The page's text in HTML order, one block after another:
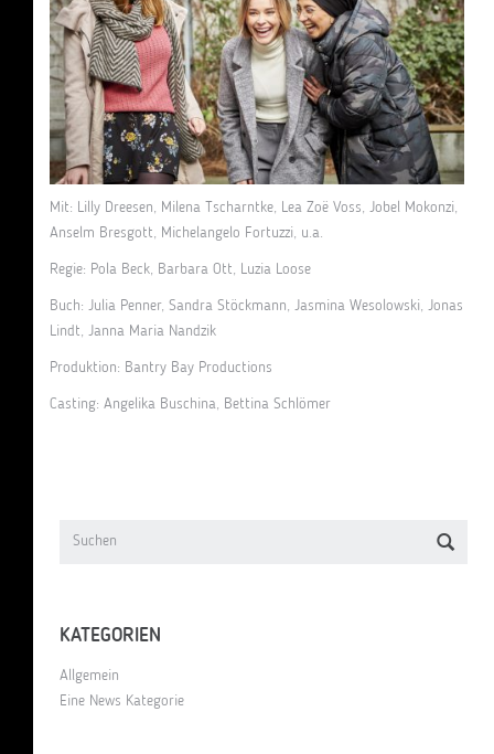
Mit: Lilly Dreesen, Milena Tscharntke, Lea Zoë Voss, Jobel Mokonzi,
Anselm Bresgott, Michelangelo Fortuzzi, u.a.
Regie: Pola Beck, Barbara Ott, Luzia Loose
Buch: Julia Penner, Sandra Stöckmann, Jasmina Wesolowski, Jonas
Lindt, Janna Maria Nandzik
Produktion: Bantry Bay Productions
Casting: Angelika Buschina, Bettina Schlömer
KATEGORIEN
Allgemein
Eine News Kategorie